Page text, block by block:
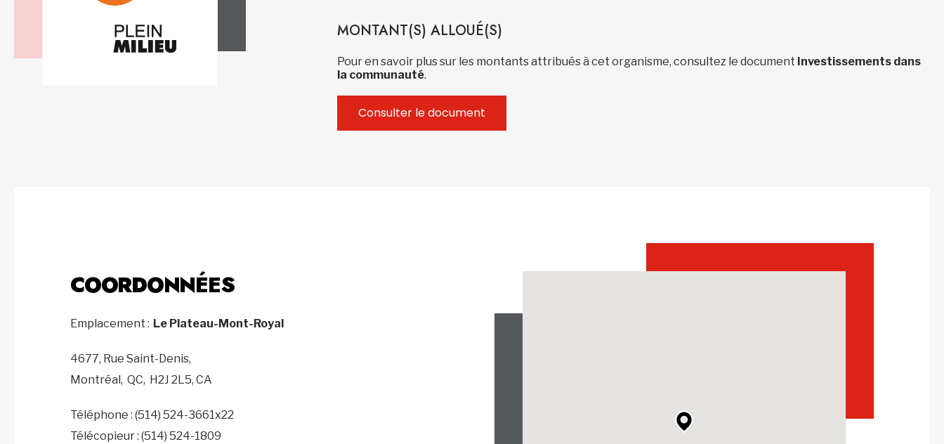
MONTANT(S) ALLOUÉ(S)
Pour en savoir plus sur les montants attribués à cet organisme, consultez le document Investissements dans
la communauté.
Consulter le document
COORDONNÉES
Emplacement : Le Plateau-Mont-Royal
4677, Rue Saint-Denis,
Montréal, QC, H2J 2L5, CA
Téléphone : (514) 524-3661x22
Télécopieur : (514) 524-1809